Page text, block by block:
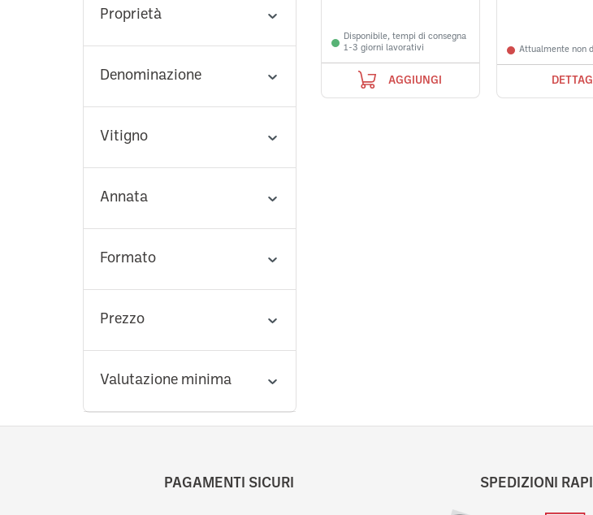
VEDI TUTTI
Proprietà
Denominazione
Vitigno
Annata
Formato
Prezzo
Valutazione minima
Disponibile, tempi di consegna
1-3 giorni lavorativi
AGGIUNGI
Attualmente non
PAGAMENTI SICURI SPEDIZIONI